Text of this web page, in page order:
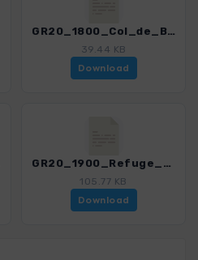
GR20_1800_Col_de_Bavella_-_Refuge_de_Paliri.gpx
39.44 KB
Download
GR20_1900_Refuge_de_Paliri_-_Conca.gpx
105.77 KB
Download